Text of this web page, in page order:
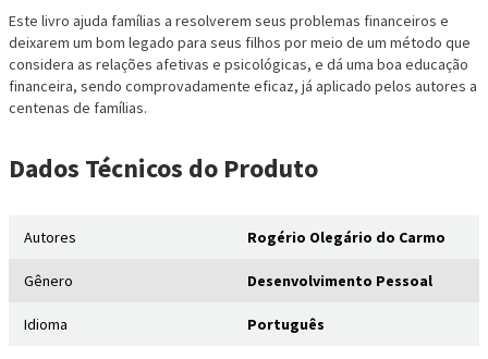
Este livro ajuda famílias a resolverem seus problemas financeiros e
deixarem um bom legado para seus filhos por meio de um método que
considera as relações afetivas e psicológicas, e dá uma boa educação
financeira, sendo comprovadamente eficaz, já aplicado pelos autores a
centenas de famílias.
Dados Técnicos do Produto
Autores Rogério Olegário do Carmo
Gênero Desenvolvimento Pessoal
Idioma Português